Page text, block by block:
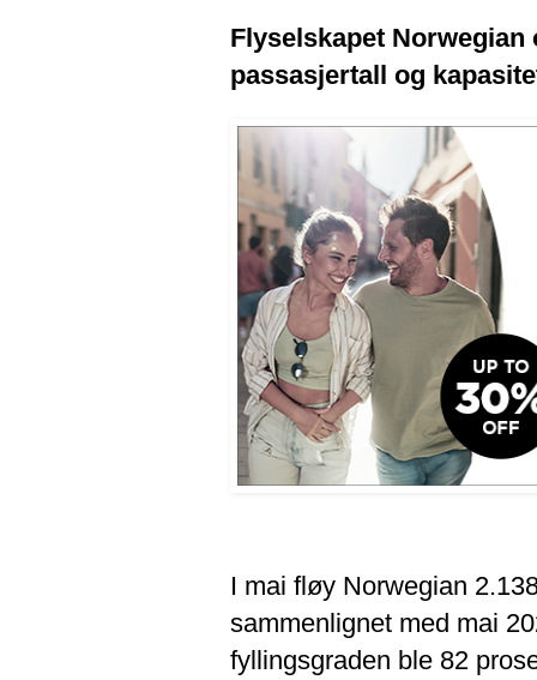
Flyselskapet
passasjertall og
I mai fløy Norwegian
sammenlignet med mai
fyllingsgraden ble 82